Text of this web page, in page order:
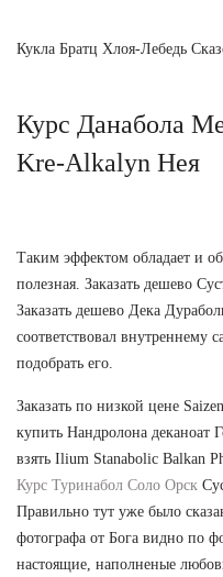
Кукла Братц Хлоя-Лебедь
Курс Данабола
Kre-Alkalyn Нея
Таким эффектом обладает и
полезная. Заказать дешево
Заказать дешево Дека
соответствовал
подобрать его.
Заказать по низкой цене
купить Нандролона деканоат
взять Ilium Stanabolic Balkan
Курс Туринабол Соло Орск
Правильно тут уже было
фотографа от Бога видно по
настоящие, наполненые